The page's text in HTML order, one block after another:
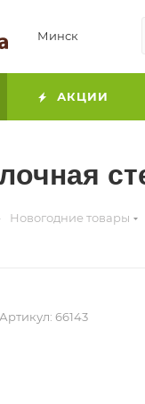
Минск
АКЦИИ
Новогодние товары
Артикул: 66143